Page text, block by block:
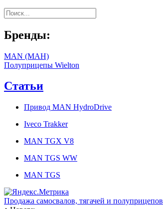
Бренды:
MAN (МАН)
Полуприцепы Wielton
Статьи
Привод MAN HydroDrive
Iveco Trakker
MAN TGX V8
MAN TGS WW
MAN TGS
Продажа самосвалов, тягачей и полуприцепов